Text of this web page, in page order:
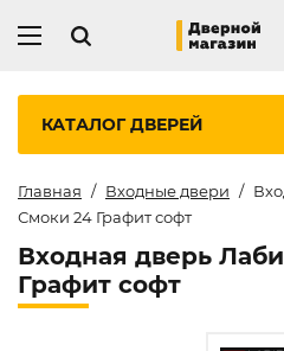
КАТАЛОГДВЕРЕЙ
Главная Входные двери
Смоки 24 Графит софт
Входная дверь
Графит софт